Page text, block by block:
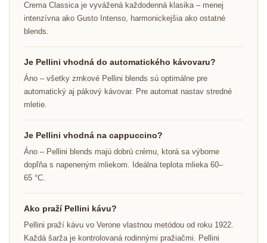
Crema Classica je vyvážená každodenná klasika – menej
intenzívna ako Gusto Intenso, harmonickejšia ako ostatné
blends.
Je Pellini vhodná do automatického kávovaru?
Áno – všetky zrnkové Pellini blends sú optimálne pre
automatický aj pákový kávovar. Pre automat nastav stredné
mletie.
Je Pellini vhodná na cappuccino?
Áno – Pellini blends majú dobrú crému, ktorá sa výborne
dopľňa s napeneným mliekom. Ideálna teplota mlieka 60–
65 °C.
Ako praží Pellini kávu?
Pellini praží kávu vo Verone vlastnou metódou od roku 1922.
Každá šarža je kontrolovaná rodinnými pražiačmi. Pellini